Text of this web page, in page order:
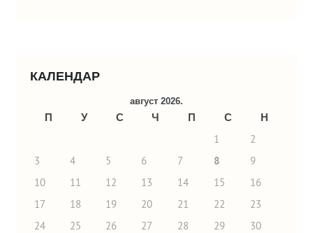
КАЛЕНДАР
август 2026.
П У С Ч П С
Н
1
2
3
4 5 6 7 8
9
10
11 12 13 14 15
16
17
18 19 20 21 22
23
24
25 26 27 28 29
30